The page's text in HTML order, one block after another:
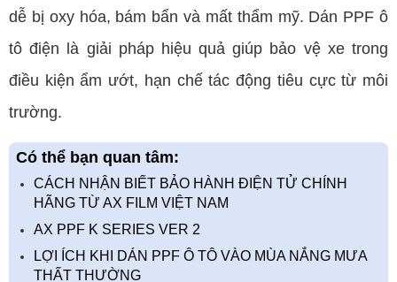
dễ bị oxy hóa, bám bẩn và mất thẩm mỹ. Dán PPF ô
tô điện là giải pháp hiệu quả giúp bảo vệ xe trong
điều kiện ẩm ướt, hạn chế tác động tiêu cực từ môi
trường.
Có thể bạn quan tâm:
CÁCH NHẬN BIẾT BẢO HÀNH ĐIỆN TỬ CHÍNH
HÃNG TỪ AX FILM VIỆT NAM
AX PPF K SERIES VER 2
LỢI ÍCH KHI DÁN PPF Ô TÔ VÀO MÙA NẮNG MƯA
THẤT THƯỜNG